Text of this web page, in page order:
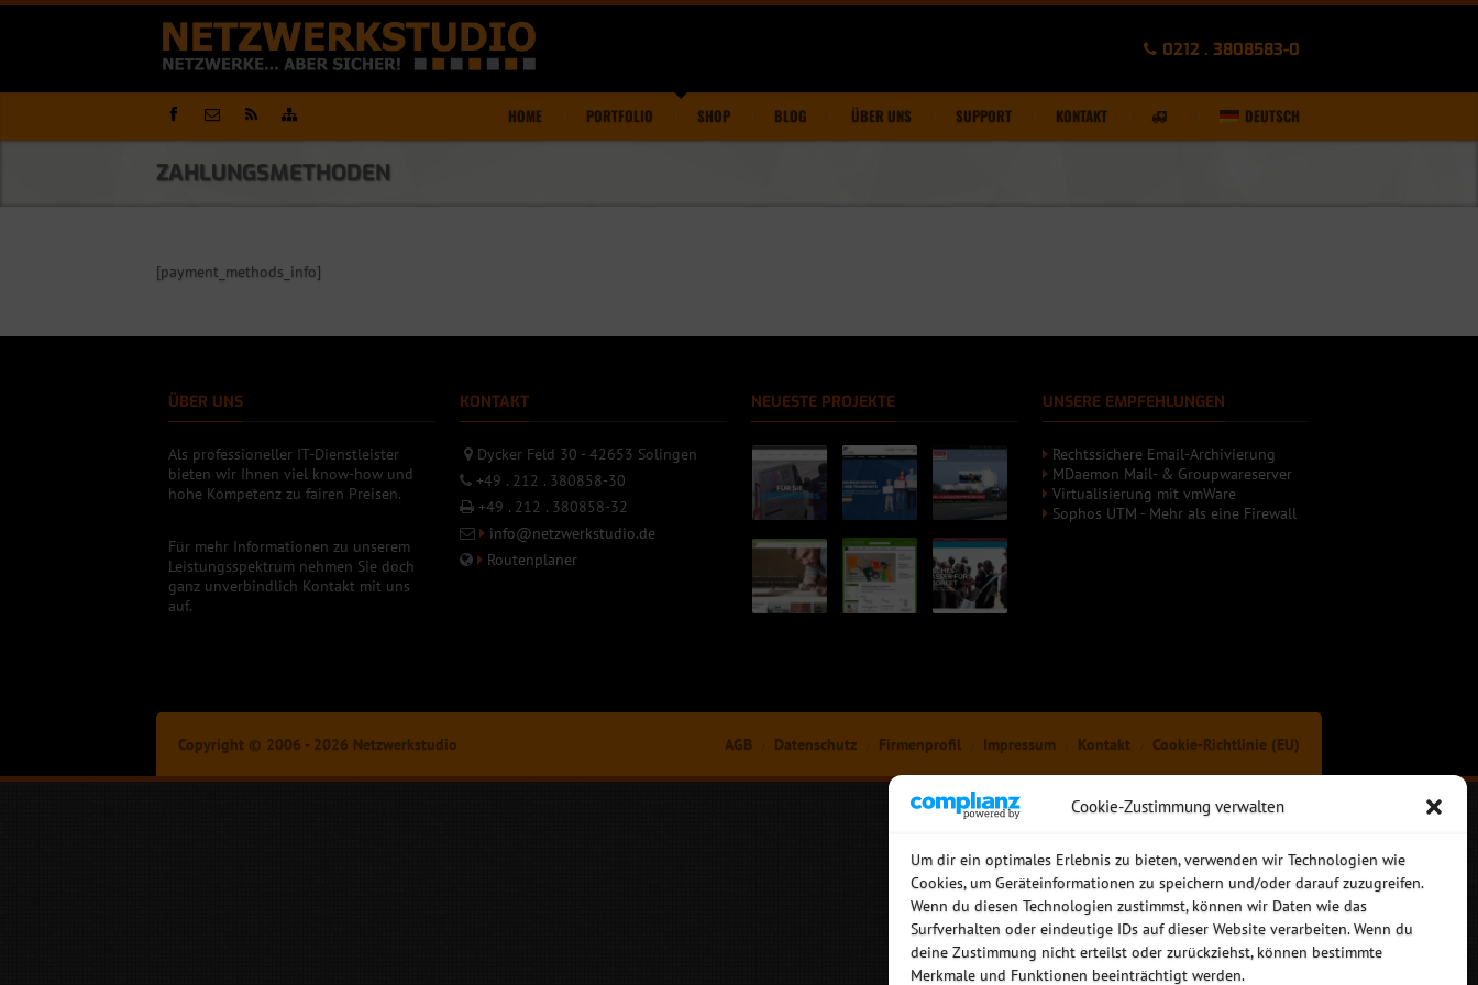
Cookie-Zustimmung verwalten
Um dir ein optimales Erlebnis zu bieten, verwenden wir Technologien wie
Cookies, um Geräteinformationen zu speichern und/oder darauf zuzugreifen.
Wenn du diesen Technologien zustimmst, können wir Daten wie das
Surfverhalten oder eindeutige IDs auf dieser Website verarbeiten. Wenn du
deine Zustimmung nicht erteilst oder zurückziehst, können bestimmte
Merkmale und Funktionen beeinträchtigt werden.
0212 . 3808583-0
HOME PORTFOLIO SHOP BLOG ÜBER UNS SUPPORT KONTAKT DEUTSCH
ZAHLUNGSMETHODEN
[payment_methods_info]
ÜBER UNS
Als professioneller IT-Dienstleister
bieten wir Ihnen viel know-how und
hohe Kompetenz zu fairen Preisen.
Für mehr Informationen zu unserem
Leistungsspektrum nehmen Sie doch
ganz unverbindlich Kontakt mit uns
auf.
KONTAKT
Dycker Feld 30 - 42653 Solingen
+49 . 212 . 380858-30
+49 . 212 . 380858-32
info@netzwerkstudio.de
Routenplaner
NEUESTE PROJEKTE UNSERE EMPFEHLUNGEN
Rechtssichere Email-Archivierung
MDaemon Mail- & Groupwareserver
Virtualisierung mit vmWare
Sophos UTM - Mehr als eine Firewall
Copyright © 2006 - 2026 Netzwerkstudio AGB Datenschutz Firmenprofil Impressum Kontakt Cookie-Richtlinie (EU)